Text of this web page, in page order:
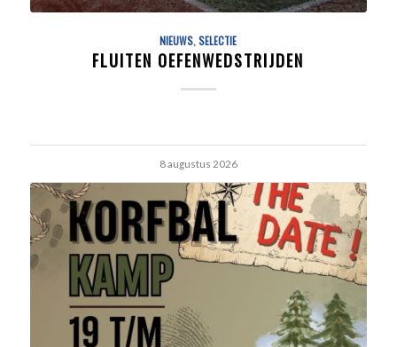
NIEUWS,SELECTIE
FLUITEN OEFENWEDSTRIJDEN
8 augustus 2026